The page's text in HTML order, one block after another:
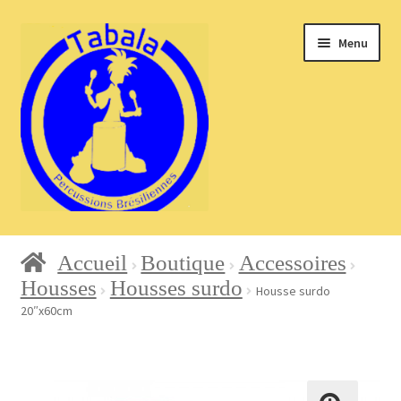
Aller
la
navigation
Aller
au
contenu
Menu
Accueil
Blog
Accueil Boutique
Accessoires
Housses Housses surdo
Housse surdo
20″x60cm